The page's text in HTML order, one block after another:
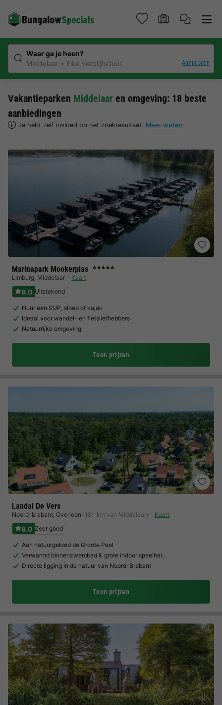
Waar ga je heen?
Middelaar
Elke verblijfsduur Aanpassen
Vakantieparken Middelaar en omgeving: 18 beste
aanbiedingen
Je hebt zelf invloed op het zoekresultaat. Meer weten
Marinapark Mookerplas ★★★★★
Limburg, Middelaar Kaart
9.0 Uitstekend
Huur een SUP, sloep of kajak
Ideaal voor wandel- en fietsliefhebbers
Natuurrijke omgeving
Toon prijzen
Landal De Vers
Noord-brabant, Overloon (18,1 km van Middelaar) Kaart
8.0 Zeer goed
Aan natuurgebied de Groote Peel
Verwarmd binnenzwembad & grote indoor speelhal…
Directe ligging in de natuur van Noord-Brabant
Toon prijzen